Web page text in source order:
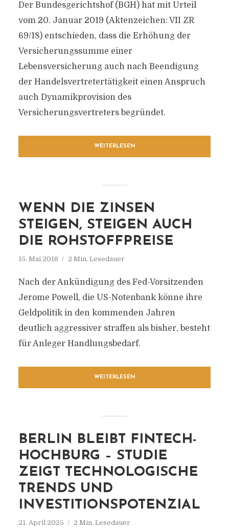
Der Bundesgerichtshof (BGH) hat mit Urteil
vom 20. Januar 2019 (Aktenzeichen: VII ZR
69/18) entschieden, dass die Erhöhung der
Versicherungssumme einer
Lebensversicherung auch nach Beendigung
der Handelsvertretertätigkeit einen Anspruch
auch Dynamikprovision des
Versicherungsvertreters begründet.
WEITERLESEN
WENN DIE ZINSEN
STEIGEN, STEIGEN AUCH
DIE ROHSTOFFPREISE
15. Mai 2018 2 Min. Lesedauer
Nach der Ankündigung des Fed-Vorsitzenden
Jerome Powell, die US-Notenbank könne ihre
Geldpolitik in den kommenden Jahren
deutlich aggressiver straffen als bisher, besteht
für Anleger Handlungsbedarf.
WEITERLESEN
BERLIN BLEIBT FINTECH-
HOCHBURG – STUDIE
ZEIGT TECHNOLOGISCHE
TRENDS UND
INVESTITIONSPOTENZIAL
21. April 2025 2 Min. Lesedauer